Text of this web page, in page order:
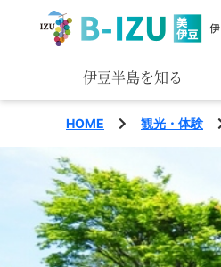
伊豆半島を知る
HOME 観光・体験